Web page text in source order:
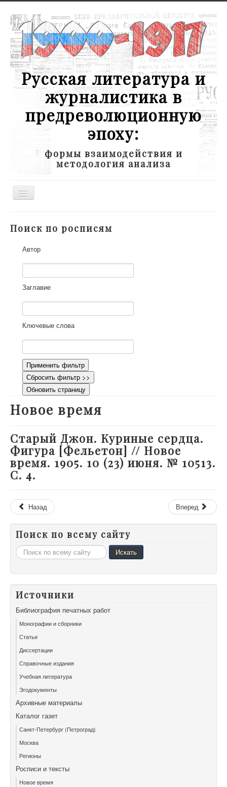
Русская литература и
журналистика в
предреволюционную
эпоху:
формы взаимодействия и
методология анализа
Toggle
Участники
Научная работа
Как работать с сайтом
Контакты
Поиск по росписям
Автор
Заглавие
Ключевые слова
Применить фильтр
Сбросить фильтр >>
Обновить страницу
Новое время
Старый Джон. Куриные сердца.
Фигура [Фельетон] // Новое
время. 1905. 10 (23) июня. № 10513.
С. 4.
Назад Вперед
Поиск по всему сайту
Искать... Искать
Источники
Библиография печатных работ
Монографии и сборники
Статьи
Диссертации
Справочные издания
Учебная литература
Эгодокументы
Архивные материалы
Каталог газет
Санкт-Петербург (Петроград)
Москва
Регионы
Росписи и тексты
Новое время